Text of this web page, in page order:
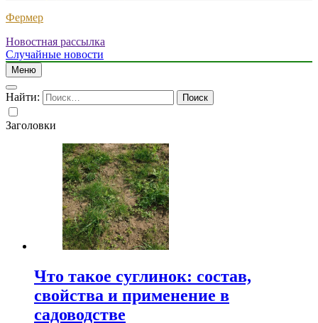
Фермер
Новостная рассылка
Случайные новости
Меню
Найти:
Заголовки
Что такое суглинок: состав,
свойства и применение в
садоводстве